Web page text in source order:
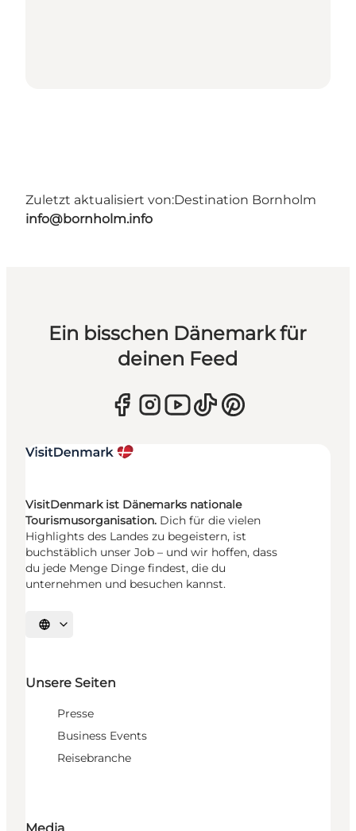
Zuletzt aktualisiert von:Destination Bornholm
info@bornholm.info
Ein bisschen Dänemark für
deinen Feed
VisitDenmark ist Dänemarks nationale
Tourismusorganisation. Dich für die vielen
Highlights des Landes zu begeistern, ist
buchstäblich unser Job – und wir hoffen, dass
du jede Menge Dinge findest, die du
unternehmen und besuchen kannst.
Sprache auswählen
Unsere Seiten
Presse
Business Events
Reisebranche